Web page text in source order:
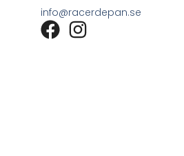
info@racerdepan.se